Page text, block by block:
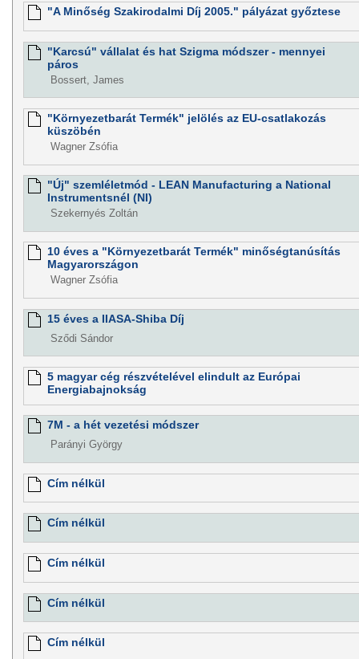
"A Minőség Szakirodalmi Díj 2005." pályázat győztese
"Karcsú" vállalat és hat Szigma módszer - mennyei
páros
Bossert, James
"Környezetbarát Termék" jelölés az EU-csatlakozás
küszöbén
Wagner Zsófia
"Új" szemléletmód - LEAN Manufacturing a National
Instrumentsnél (NI)
Szekernyés Zoltán
10 éves a "Környezetbarát Termék" minőségtanúsítás
Magyarországon
Wagner Zsófia
15 éves a IIASA-Shiba Díj
Sződi Sándor
5 magyar cég részvételével elindult az Európai
Energiabajnokság
7M - a hét vezetési módszer
Parányi György
Cím nélkül
Cím nélkül
Cím nélkül
Cím nélkül
Cím nélkül